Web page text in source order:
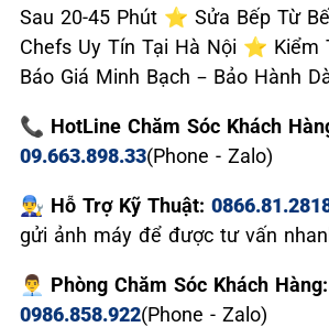
Sau 20-45 Phút ⭐ Sửa Bếp Từ
Chefs Uy Tín Tại Hà Nội ⭐ Kiểm
Báo Giá Minh Bạch – Bảo Hành
📞 HotLine Chăm Sóc Khách
09.663.898.33(Phone - Zalo)
👨‍🔧 Hỗ Trợ Kỹ Thuật:
gửi ảnh máy để được tư vấn
👨‍💼 Phòng Chăm Sóc Khách Hàng:
0986.858.922(Phone - Zalo)